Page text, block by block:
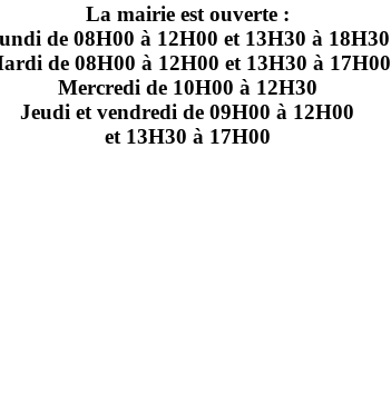
La mairie est ouverte :
de 08H00 à 12H00 et 13H30 à 18H30
de 08H00 à 12H00 et 13H30 à 17H00
Mercredi de 10H00 à 12H30
Jeudi et vendredi de 09H00 à 12H00
et 13H30 à 17H00